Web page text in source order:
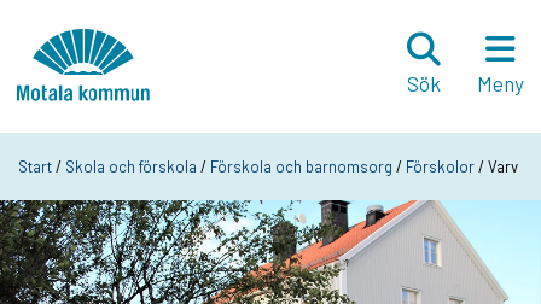
Sök
Meny
Start/ Skola och förskola / Förskola och barnomsorg / Förskolor/ Varv